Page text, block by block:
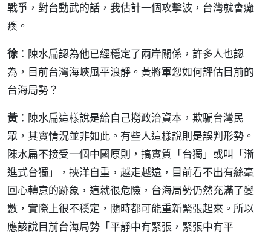
戰爭，對台動武的話，我估計一個攻擊波，台灣就會癱
瘓。
徐 ：陳水扁認為他已經穩定了兩岸關係，許多人也認
為，目前台灣海峽風平浪靜。黃將軍您如何評估目前的
台海局勢？
黃 ：陳水扁這樣說是給自己撈政治資本，欺騙台灣民
眾，其實情況並非如此。有些人這樣說則是誤判形勢。
陳水扁不接受一個中國原則，搞實質「台獨」或叫「漸
進式台獨」，挾洋自重，越走越遠，目前看不出有絲毫
回心轉意的跡象，這就很危險，台海局勢仍然充滿了變
數，實際上很不穩定，隨時都可能重新緊張起來。所以
應該說目前台海局勢「平靜中有緊張，緊張中有平